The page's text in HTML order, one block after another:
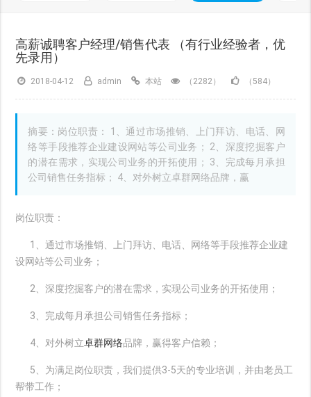
高薪诚聘客户经理/销售代表 （有行业经验者，优
先录用）
2018-04-12 admin 本站 （2282） （584）
摘要：岗位职责： 1、通过市场推销、上门拜访、电话、网
络等手段推荐企业建设网站等公司业务； 2、深度挖掘客户
的潜在需求，实现公司业务的开拓使用； 3、完成每月承担
公司销售任务指标； 4、对外树立卓群网络品牌，赢
岗位职责：
1、通过市场推销、上门拜访、电话、网络等手段推荐企业建
设网站等公司业务；
2、深度挖掘客户的潜在需求，实现公司业务的开拓使用；
3、完成每月承担公司销售任务指标；
4、对外树立卓群网络品牌，赢得客户信赖；
5、为满足岗位职责，我们提供3-5天的专业培训，并由老员工
帮带工作；